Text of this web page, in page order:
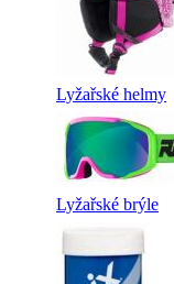
Lyžařské helmy
Lyžařské brýle